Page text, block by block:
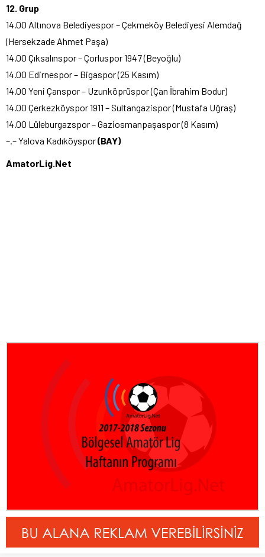
12. Grup
14.00 Altınova Belediyespor – Çekmeköy Belediyesi Alemdağ
(Hersekzade Ahmet Paşa)
14.00 Çıksalınspor – Çorluspor 1947 (Beyoğlu)
14.00 Edirnespor – Bigaspor (25 Kasım)
14.00 Yeni Çanspor – Uzunköprüspor (Çan İbrahim Bodur)
14.00 Çerkezköyspor 1911 – Sultangazispor (Mustafa Uğraş)
14.00 Lüleburgazspor – Gaziosmanpaşaspor (8 Kasım)
–.– Yalova Kadıköyspor(BAY)
AmatorLig.Net